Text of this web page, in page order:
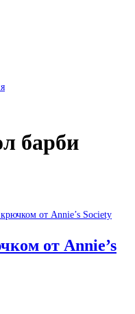
барби
от Annie’s